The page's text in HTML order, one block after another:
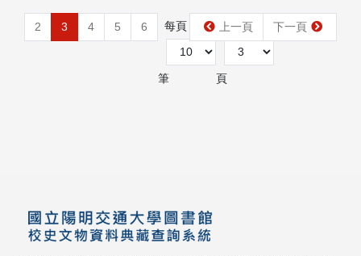
2 3 4 5 6 每頁
筆
第
頁
上一頁 下一頁